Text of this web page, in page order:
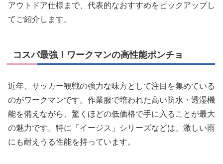
アウトドア仕様まで、代表的なおすすめをピックアップし
てご紹介します。
コスパ最強！ワークマンの高性能ポンチョ
近年、サッカー観戦の強力な味方として注目を集めている
のがワークマンです。作業服で培われた高い防水・透湿機
能を備えながら、驚くほどの低価格で手に入ることが最大
の魅力です。特に「イージス」シリーズなどは、激しい雨
にも耐えうる性能を持っています。